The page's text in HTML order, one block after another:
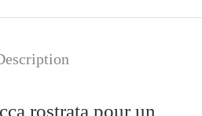
rostrata pour un